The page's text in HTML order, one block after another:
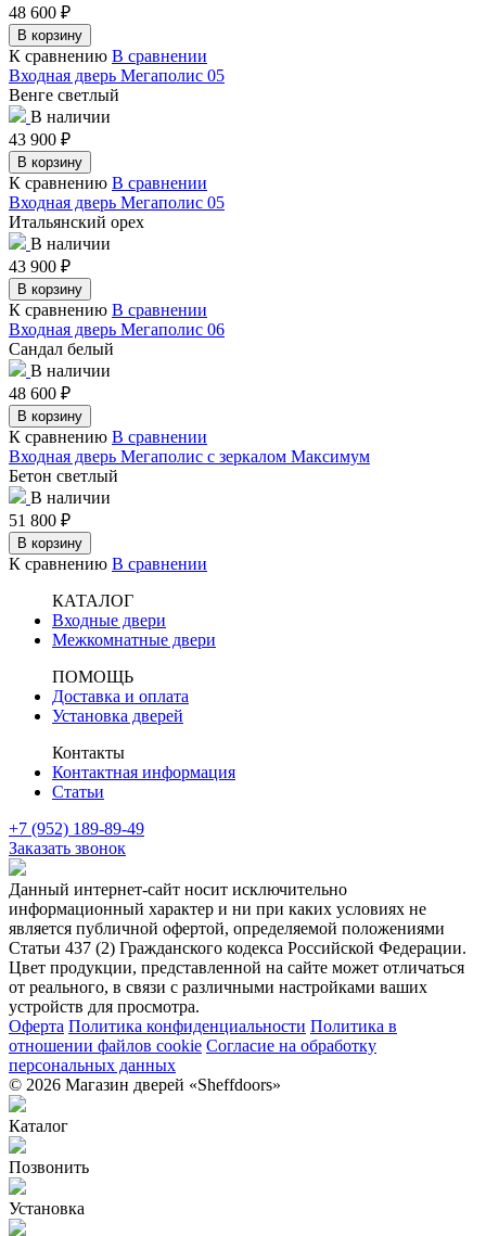
48 600 ₽
В корзину
К сравнению В сравнении
Входная дверь Мегаполис 05
Венге светлый
В наличии
43 900 ₽
В корзину
К сравнению В сравнении
Входная дверь Мегаполис 05
Итальянский орех
В наличии
43 900 ₽
В корзину
К сравнению В сравнении
Входная дверь Мегаполис 06
Сандал белый
В наличии
48 600 ₽
В корзину
К сравнению В сравнении
Входная дверь Мегаполис с зеркалом Максимум
Бетон светлый
В наличии
51 800 ₽
В корзину
К сравнению В сравнении
КАТАЛОГ
Входные двери
Межкомнатные двери
ПОМОЩЬ
Доставка и оплата
Установка дверей
Контакты
Контактная информация
Статьи
+7 (952) 189-89-49
Заказать звонок
Данный интернет-сайт носит исключительно
информационный характер и ни при каких условиях не
является публичной офертой, определяемой положениями
Статьи 437 (2) Гражданского кодекса Российской Федерации.
Цвет продукции, представленной на сайте может отличаться
от реального, в связи с различными настройками ваших
устройств для просмотра.
Оферта Политика конфиденциальности Политика в
отношении файлов cookie Согласие на обработку
персональных данных
© 2026 Магазин дверей «Sheffdoors»
Каталог
Позвонить
Установка